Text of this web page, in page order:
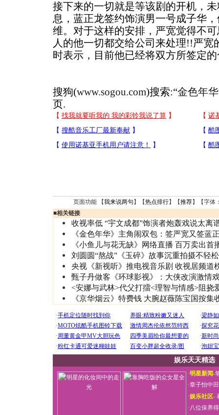
接下来的一切就是等该剧的开机，
息，蓝正龙签约饰演男一号成子华
维。对于这样的安排，严宽觉得不
人的他一切都交给公司来处理!!严宽
时表示，目前他已经将双方所签定
搜狗(www.sogou.com)搜索:“金色年华
页.
页面功能 【我来说两句 】【热点排行】【推荐】【字体
■相关链接
收视率低 “宇文成都”饰演者炮轰戏说太离
《金色年华》主角闹双包：签严宽又签蓝
《小鱼儿与花无缺》网络直播 百万卖出首
刘圆圆“熬战”《玉碎》故事沉重拍摄不轻松
央视《新视听》推电视音乐剧 收视居频道
甄子丹做客《环球影视》：大侠改演激情
<安娜与武林>代父打擂<理智与情感>阻挠
《京华烟云》特费钱 大腕赵薇陈宝国按集
娱乐天天精选
·明星新闻-
·章子怡中
·娱乐社区-
·八位保养